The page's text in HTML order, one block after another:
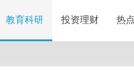
教育科研 投资理财 热